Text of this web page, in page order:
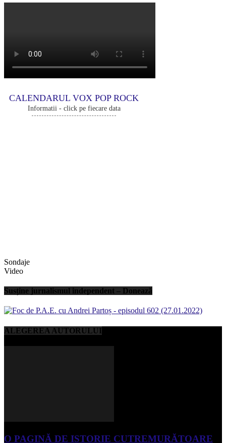
CALENDARUL VOX POP ROCK
Informatii - click pe fiecare data
Sondaje
Video
Susține jurnalismul independent – Donează
ALEGEREA AUTORULUI
O PAGINĂ DE ISTORIE CUTREMURĂTOARE